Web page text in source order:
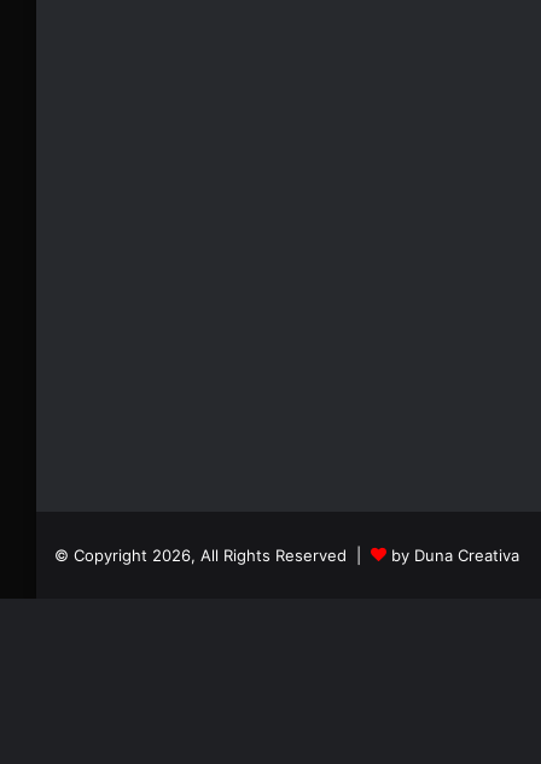
© Copyright 2026, All Rights Reserved | by Duna Creativa